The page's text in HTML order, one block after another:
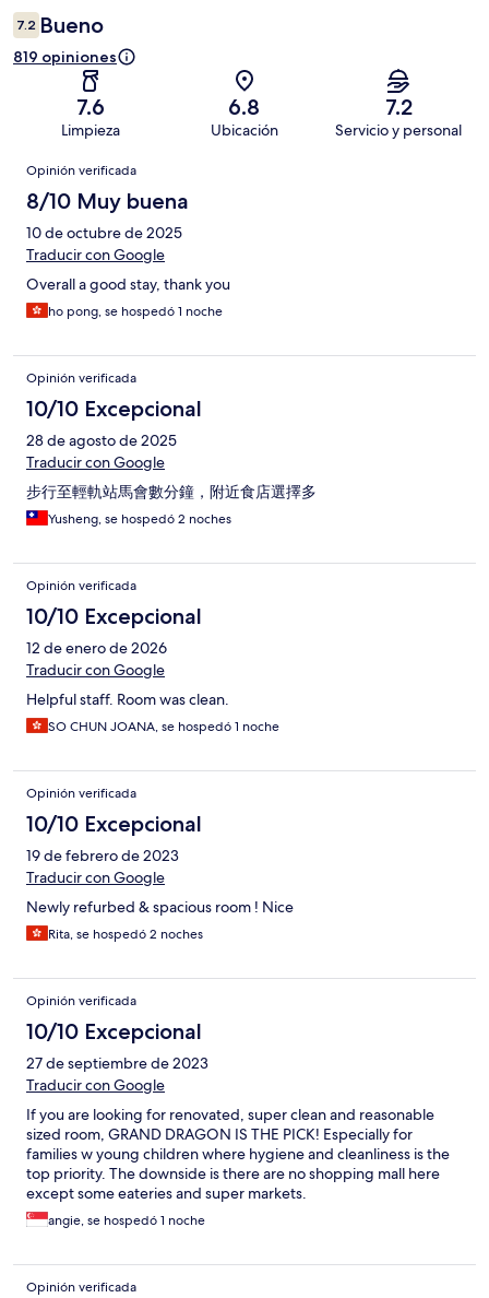
7.2 Bueno
819 opiniones
7.6
Limpieza
6.8
Ubicación
7.2
Servicio y personal
Opiniones
Opinión verificada
8/10 Muy buena
10 de octubre de 2025
Traducir con Google
Overall a good stay, thank you
ho pong, se hospedó 1 noche
Opinión verificada
10/10 Excepcional
28 de agosto de 2025
Traducir con Google
步行至輕軌站馬會數分鐘，附近食店選擇多
Yusheng, se hospedó 2 noches
Opinión verificada
10/10 Excepcional
12 de enero de 2026
Traducir con Google
Helpful staff. Room was clean.
SO CHUN JOANA, se hospedó 1 noche
Opinión verificada
10/10 Excepcional
19 de febrero de 2023
Traducir con Google
Newly refurbed & spacious room ! Nice
Rita, se hospedó 2 noches
Opinión verificada
10/10 Excepcional
27 de septiembre de 2023
Traducir con Google
If you are looking for renovated, super clean and reasonable
sized room, GRAND DRAGON IS THE PICK! Especially for
families w young children where hygiene and cleanliness is the
top priority. The downside is there are no shopping mall here
except some eateries and super markets.
angie, se hospedó 1 noche
Opinión verificada